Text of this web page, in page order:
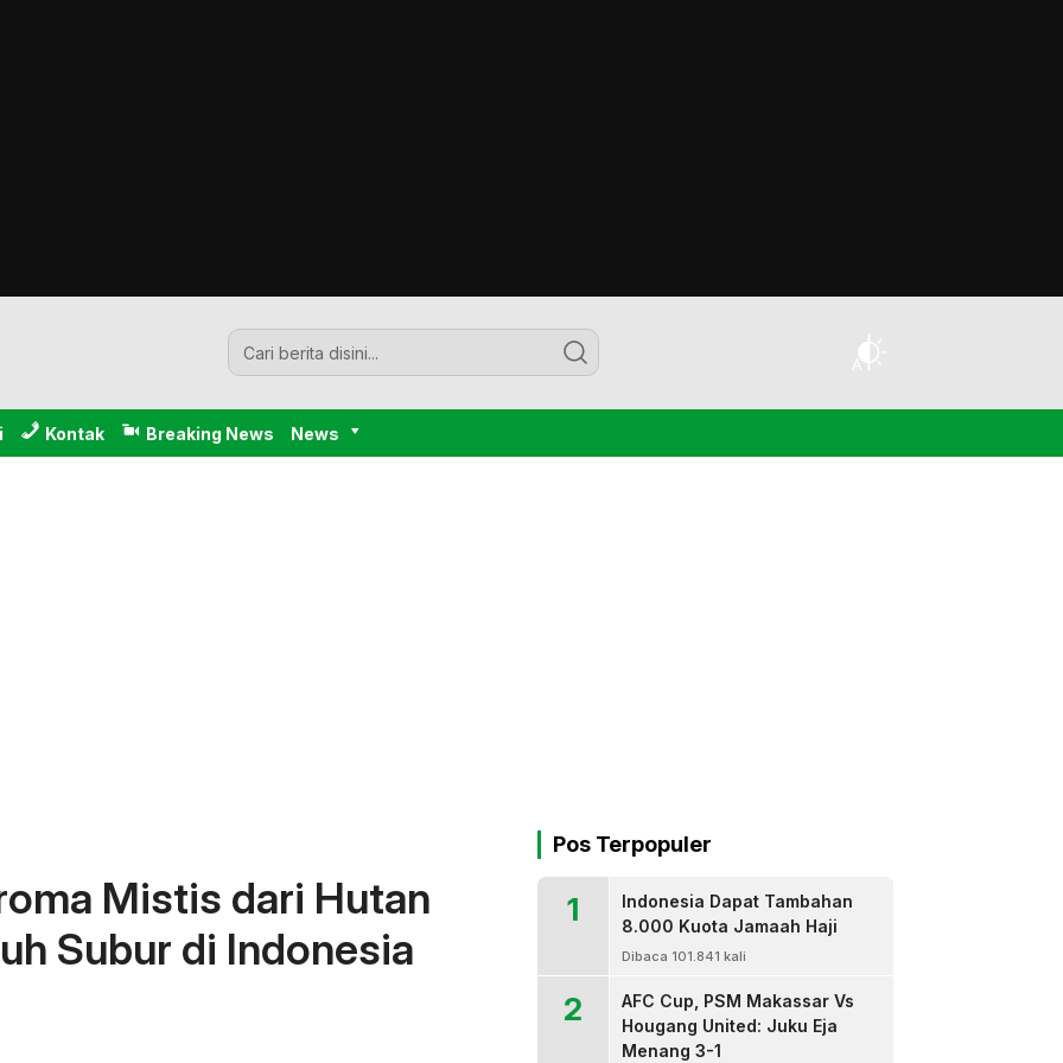
Kontak Breaking News News
Mistis dari Hutan
Subur di Indonesia
Pos Terpopuler
1
Indonesia Dapat Tambahan
8.000 Kuota Jamaah Haji
Dibaca 101.841 kali
2
AFC Cup, PSM Makassar Vs
Hougang United: Juku Eja
Menang 3-1